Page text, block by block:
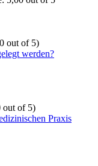
out of 5)
werden?
out of 5)
Praxis